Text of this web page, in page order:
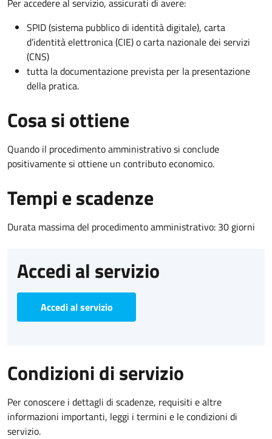
Per accedere al servizio, assicurati di avere:
SPID (sistema pubblico di identità digitale), carta
d’identità elettronica (CIE) o carta nazionale dei servizi
(CNS)
tutta la documentazione prevista per la presentazione
della pratica.
Cosa si ottiene
Quando il procedimento amministrativo si conclude
positivamente si ottiene un contributo economico.
Tempi e scadenze
Durata massima del procedimento amministrativo: 30 giorni
Accedi al servizio
Accedi al servizio
Condizioni di servizio
Per conoscere i dettagli di scadenze, requisiti e altre
informazioni importanti, leggi i termini e le condizioni di
servizio.